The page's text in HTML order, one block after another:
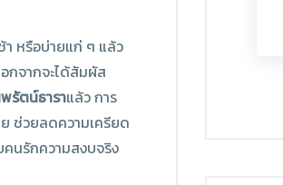
า หรือบ่ายแก่ ๆ แล้ว
จากจะได้สัมผัส
รัตน์ธาราแล้ว การ
ช่วยลดความเครียด
นรักความสงบจริง